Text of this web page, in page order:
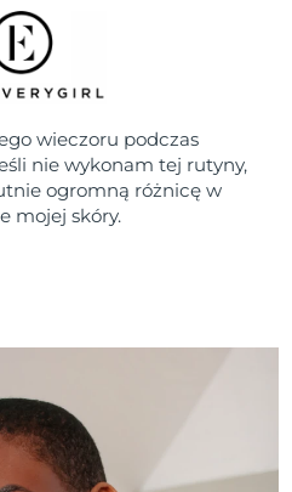
wieczoru podczas
nie wykonam tej rutyny,
ogromną różnicę w
mojej skóry.